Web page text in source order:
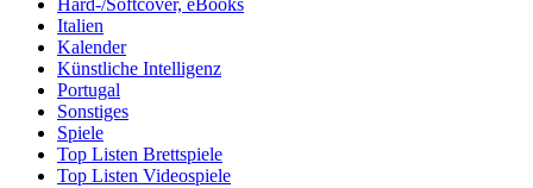
Hard-/Softcover, eBooks
Italien
Kalender
Künstliche Intelligenz
Portugal
Sonstiges
Spiele
Top Listen Brettspiele
Top Listen Videospiele